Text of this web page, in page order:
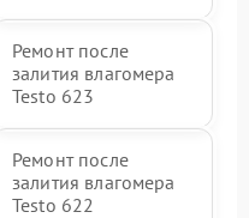
Ремонт после
залития влагомера
Testo 623
Ремонт после
залития влагомера
Testo 622